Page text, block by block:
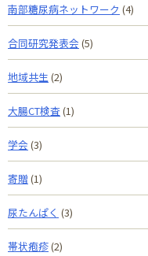
南部糖尿病ネットワーク (4)
合同研究発表会 (5)
地域共生 (2)
大腸CT検査(1)
学会 (3)
寄贈 (1)
尿たんぱく (3)
帯状疱疹(2)